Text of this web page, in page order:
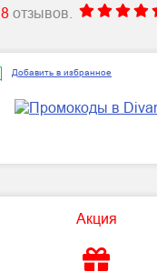
8 отзывов.
Добавить в избранное
Акция